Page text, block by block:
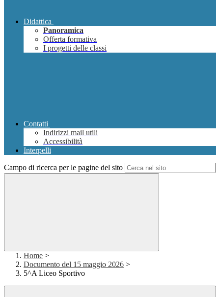
Didattica
Panoramica
Offerta formativa
I progetti delle classi
Contatti
Indirizzi mail utili
Accessibilità
Interpelli
Campo di ricerca per le pagine del sito
Home >
Documento del 15 maggio 2026 >
5^A Liceo Sportivo